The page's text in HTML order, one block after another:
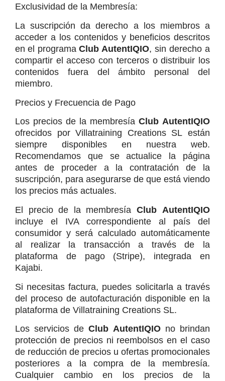
Exclusividad de la Membresía:
La suscripción da derecho a los miembros a
acceder a los contenidos y beneficios descritos
en el programa Club AutentIQIO, sin derecho a
compartir el acceso con terceros o distribuir los
contenidos fuera del ámbito personal del
miembro.
Precios y Frecuencia de Pago
Los precios de la membresía
Club AutentIQIO
ofrecidos por Villatraining Creations SL están
siempre disponibles en nuestra web.
Recomendamos que se actualice la página
antes de proceder a la contratación de la
suscripción, para asegurarse de que está viendo
los precios más actuales.
El precio de la membresía
Club AutentIQIO
incluye el IVA correspondiente al país del
consumidor y será calculado automáticamente
al realizar la transacción a través de la
plataforma de pago (Stripe), integrada en
Kajabi.
Si necesitas factura, puedes solicitarla a través
del proceso de autofacturación disponible en la
plataforma de Villatraining Creations SL.
Los servicios de Club AutentIQIO no brindan
protección de precios ni reembolsos en el caso
de reducción de precios u ofertas promocionales
posteriores a la compra de la membresía.
Cualquier cambio en los precios de la